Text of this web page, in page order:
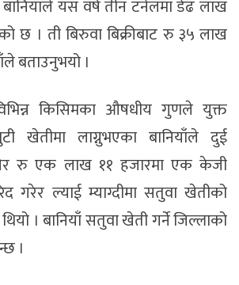
यस वर्ष तीन टनेलमा डेढ लाख
छ । ती बिरुवा बिक्रीबाट रु ३५ लाख
बताउनुभयो ।
किसिमका औषधीय गुणले युक्त
खेतीमा लाग्नुभएका बानियाँले दुई
रु एक लाख ११ हजारमा एक केजी
गरेर ल्याई म्याग्दीमा सतुवा खेतीको
। बानियाँ सतुवा खेती गर्ने जिल्लाको
।